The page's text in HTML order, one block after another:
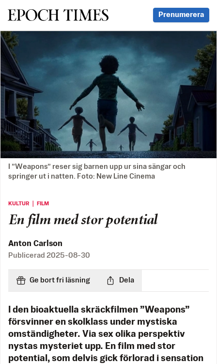
Svenska Epoch Times Prenumerera
I ”Weapons” reser sig barnen upp ur sina sängar och
springer ut i natten. Foto: New Line Cinema
KULTUR ｜ FILM
En film med stor potential
Anton Carlson
Publicerad 2025-08-30
Ge bort fri läsning Dela
I den bioaktuella skräckfilmen ”Weapons”
försvinner en skolklass under mystiska
omständigheter. Via sex olika perspektiv
nystas mysteriet upp. En film med stor
potential, som delvis gick förlorad i sensation